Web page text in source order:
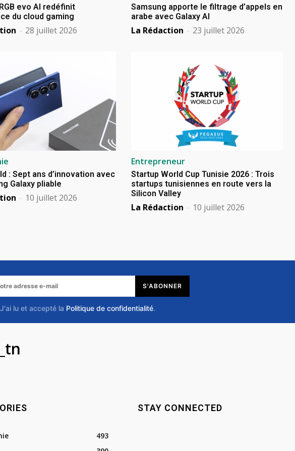
evo AI redéfinit
du cloud gaming
- 28 juillet 2026
Samsung apporte le filtrage d’appels en
arabe avec Galaxy AI
La Rédaction - 23 juillet 2026
: Sept ans d’innovation avec
Galaxy pliable
- 10 juillet 2026
Entrepreneur
Startup World Cup Tunisie 2026 : Trois
startups tunisiennes en route vers la
Silicon Valley
La Rédaction - 10 juillet 2026
S'ABONNER
J'ai lu et accepté la Politique de confidentialité.
493
STAY CONNECTED